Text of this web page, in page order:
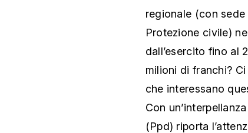
regionale (con
Protezione civile)
dall’esercito fino al
milioni di franchi?
che interessano
Con
(Ppd) riporta